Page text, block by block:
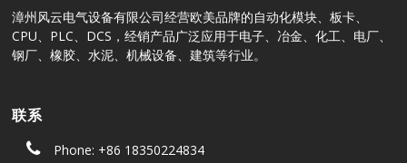
漳州风云电气设备有限公司经营欧美品牌的自动化模块、板卡、
CPU、PLC、DCS，经销产品广泛应用于电子、冶金、化工、电厂、
钢厂、橡胶、水泥、机械设备、建筑等行业。
联系
Phone: +86 18350224834